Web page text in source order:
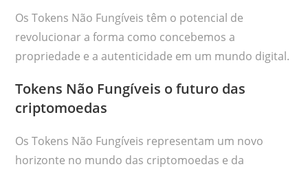
Os Tokens Não Fungíveis têm o potencial de
revolucionar a forma como concebemos a
propriedade e a autenticidade em um mundo digital.
Tokens Não Fungíveis o futuro das
criptomoedas
Os Tokens Não Fungíveis representam um novo
horizonte no mundo das criptomoedas e da